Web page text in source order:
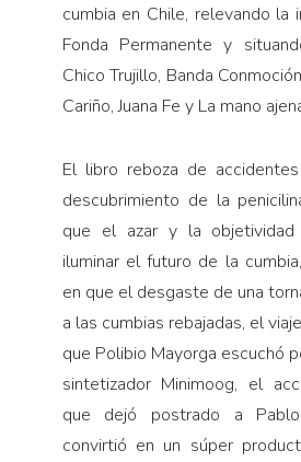
cumbia en Chile, relevando la
Fonda Permanente y
Chico Trujillo, Banda
Cariño, Juana Fe y La mano
El libro reboza de
descubrimiento de la
que el azar y la objetividad
iluminar el futuro de la
en que el desgaste de una
a las cumbias rebajadas, el
que Polibio Mayorga escuchó
sintetizador Minimoog, el
que dejó postrado a
convirtió en un súper